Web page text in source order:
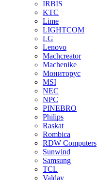
IRBIS
KTC
Lime
LIGHTCOM
LG
Lenovo
Machcreator
Machenike
Мониторус
MSI
NEC
NPC
PINEBRO
Philips
Raskat
Rombica
RDW Computers
Sunwind
Samsung
TCL
Valday